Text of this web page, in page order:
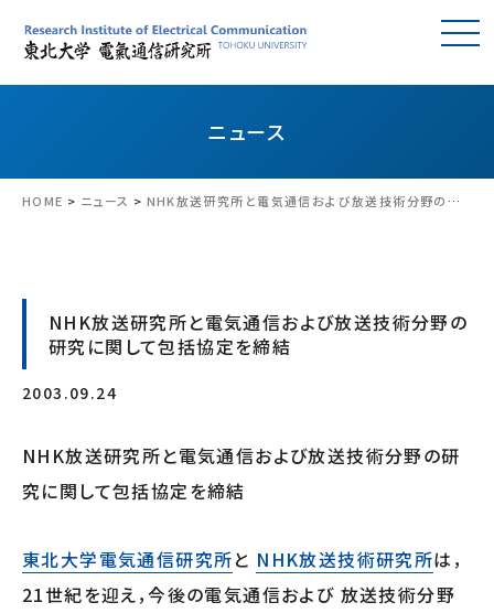
ニュース
HOME > ニュース > NHK放送研究所と電気通信および放送技術分野の研究に関して包括協定を締結
NHK放送研究所と電気通信および放送技術分野の
研究に関して包括協定を締結
2003.09.24
NHK放送研究所と電気通信および放送技術分野の研
究に関して包括協定を締結
東北大学電気通信研究所と NHK放送技術研究所は，
21世紀を迎え，今後の電気通信および 放送技術分野